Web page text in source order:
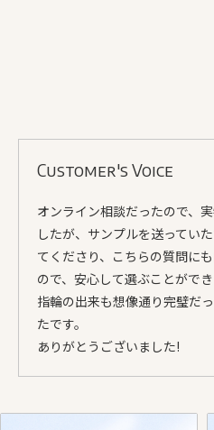
Customer's Voice
オンライン相談だったので、
したが、サンプルを送ってい
てくださり、こちらの質問に
ので、安心して選ぶことができ
指輪の出来も想像通り完璧だ
たです。
ありがとうございました!